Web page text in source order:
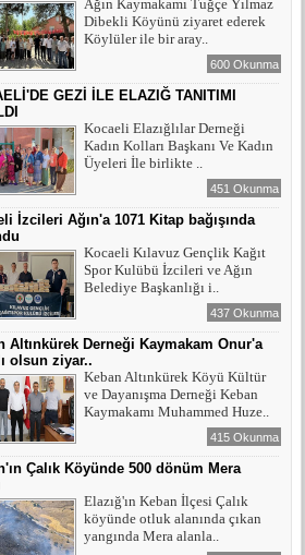
Mavi Işık İnsanları
EĞİTİMCİ-YAZAR TUNER
ENGELLİ İNSANLARIN ENGELLİ
YERİNE FAZLA BAKMAK
EĞİTİMCİ - YAZAR : MİDRAN YOKUŞ
DİKİLİ TAŞLAR - 8
Ağın Kaymakamı Tuğçe Yılmaz
Dibekli Köyünü ziyaret ederek
Köylüler ile bir aray..
600 Okunma
GEZİ İLE ELAZIĞ TANITIMI
Kocaeli Elazığlılar Derneği
Kadın Kolları Başkanı Ve Kadın
Üyeleri İle birlikte ..
451 Okunma
İzcileri Ağın'a 1071 Kitap bağışında
Kocaeli Kılavuz Gençlik Kağıt
Spor Kulübü İzcileri ve Ağın
Belediye Başkanlığı i..
437 Okunma
Altınkürek Derneği Kaymakam Onur'a
olsun ziyar..
Keban Altınkürek Köyü Kültür
ve Dayanışma Derneği Keban
Kaymakamı Muhammed Huze..
415 Okunma
Çalık Köyünde 500 dönüm Mera
Elazığ'ın Keban İlçesi Çalık
köyünde otluk alanında çıkan
yangında Mera alanla..